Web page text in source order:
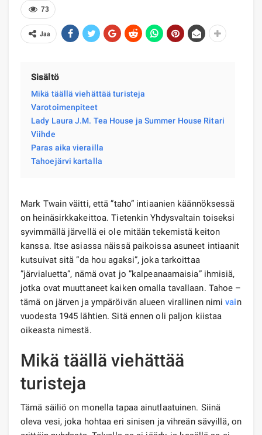
73
Jaa
Sisältö
Mikä täällä viehättää turisteja
Varotoimenpiteet
Lady Laura J.M. Tea House ja Summer House Ritari
Viihde
Paras aika vierailla
Tahoejärvi kartalla
Mark Twain väitti, että ”taho” intiaanien käännöksessä
on heinäsirkkakeittoa. Tietenkin Yhdysvaltain toiseksi
syvimmällä järvellä ei ole mitään tekemistä keiton
kanssa. Itse asiassa näissä paikoissa asuneet intiaanit
kutsuivat sitä ”da hou agaksi”, joka tarkoittaa
”järvialuetta”, nämä ovat jo ”kalpeanaamaisia” ihmisiä,
jotka ovat muuttaneet kaiken omalla tavallaan. Tahoe –
tämä on järven ja ympäröivän alueen virallinen nimivain
vuodesta 1945 lähtien. Sitä ennen oli paljon kiistaa
oikeasta nimestä.
Mikä täällä viehättää
turisteja
Tämä säiliö on monella tapaa ainutlaatuinen. Siinä
oleva vesi, joka hohtaa eri sinisen ja vihreän sävyillä, on